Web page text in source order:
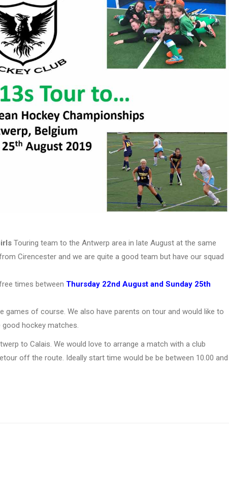
Touring team to the Antwerp area in late August at the same
Cirencester and we are quite a good team but have our squad
times between Thursday 22nd August and Sunday 25th
games of course. We also have parents on tour and would like to
hockey matches.
to Calais. We would love to arrange a match with a club
off the route. Ideally start time would be be between 10.00 and